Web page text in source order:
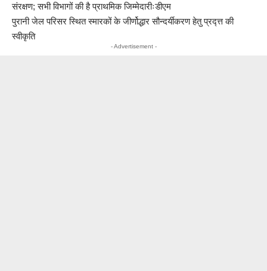
संरक्षण; सभी विभागों की है प्राथमिक जिम्मेदारीःडीएम
पुरानी जेल परिसर स्थित स्मारकों के जीर्णोद्धार सौन्दर्यीकरण हेतु प्रद्त्त की
स्वीकृति
- Advertisement -